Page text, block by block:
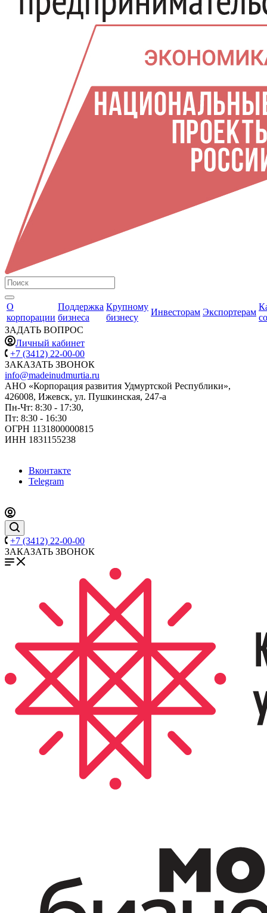
О
корпорации
Поддержка
бизнеса
Крупному
бизнесу
Инвесторам Экспортерам
ЗАДАТЬ ВОПРОС
Личный кабинет
+7 (3412) 22-00-00
ЗАКАЗАТЬ ЗВОНОК
info@madeinudmurtia.ru
АНО «Корпорация развития Удмуртской Республики»,
426008, Ижевск, ул. Пушкинская, 247-а
Пн-Чт: 8:30 - 17:30,
Пт: 8:30 - 16:30
ОГРН 1131800000815
ИНН 1831155238
Вконтакте
Telegram
+7 (3412) 22-00-00
ЗАКАЗАТЬ ЗВОНОК